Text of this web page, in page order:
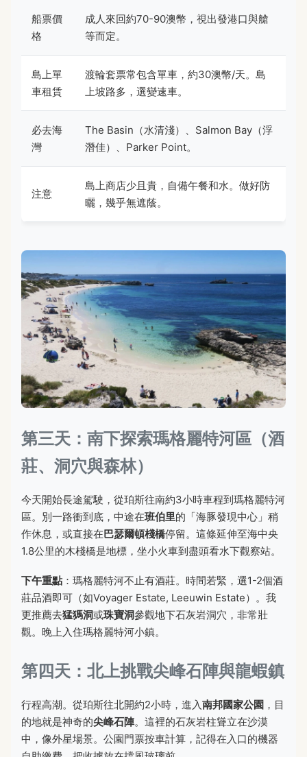
船票價
格
成人來回約70-90澳幣，視出發港口與艙
等而定。
島上單
車租賃
渡輪套票常包含單車，約30澳幣/天。島
上坡路多，選變速車。
必去海
灣
The Basin（水清淺）、Salmon Bay（浮
潛佳）、Parker Point。
注意
島上商店少且貴，自備午餐和水。做好防
曬，幾乎無遮蔭。
第三天：南下探索瑪格麗特河區（酒
莊、洞穴與森林）
今天開始長途駕駛，從珀斯往南約3小時車程到瑪格麗特河
區。別一路衝到底，中途在班伯里的「海豚發現中心」稍
作休息，或直接在巴瑟爾頓棧橋停留。這條延伸至海中央
1.8公里的木棧橋是地標，坐小火車到盡頭看水下觀察站。
下午重點 ：瑪格麗特河不止有酒莊。時間若緊，選1-2個酒
莊品酒即可（如Voyager Estate, Leeuwin Estate）。我
更推薦去猛獁洞或珠寶洞參觀地下石灰岩洞穴，非常壯
觀。晚上入住瑪格麗特河小鎮。
第四天：北上挑戰尖峰石陣與龍蝦鎮
行程高潮。從珀斯往北開約2小時，進入南邦國家公園 ，目
的地就是神奇的尖峰石陣。這裡的石灰岩柱聳立在沙漠
中，像外星場景。公園門票按車計算，記得在入口的機器